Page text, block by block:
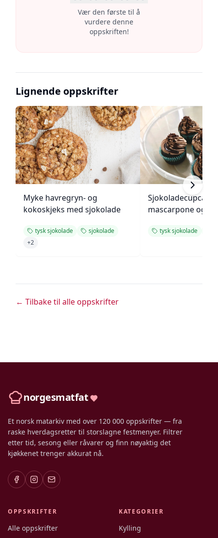
Vær den første til å
vurdere denne
oppskriften!
Lignende oppskrifter
Myke havregryn- og
kokoskjeks med sjokolade
tysk sjokolade
sjokolade
+2
mascarpone og
tysk sjokolade
← Tilbake til alle oppskrifter
norgesmatfat
Et norsk matarkiv med over 120 000 oppskrifter — fra
raske hverdagsretter til storslagne festmenyer. Filtrer
etter tid, sesong eller råvarer og finn nøyaktig det
kjøkkenet trenger akkurat nå.
OPPSKRIFTER
Alle oppskrifter
KATEGORIER
Kylling